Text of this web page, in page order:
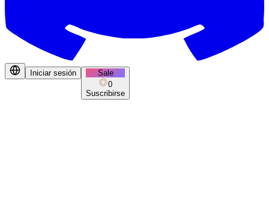
Iniciar sesión
Sale
0
Suscribirse